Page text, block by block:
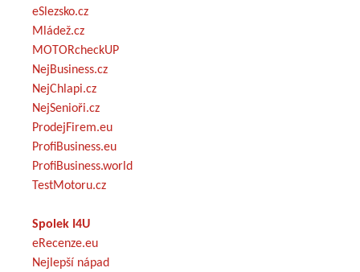
eSlezsko.cz
Mládež.cz
MOTORcheckUP
NejBusiness.cz
NejChlapi.cz
NejSenioři.cz
ProdejFirem.eu
ProfiBusiness.eu
ProfiBusiness.world
TestMotoru.cz
Spolek I4U
eRecenze.eu
Nejlepší nápad